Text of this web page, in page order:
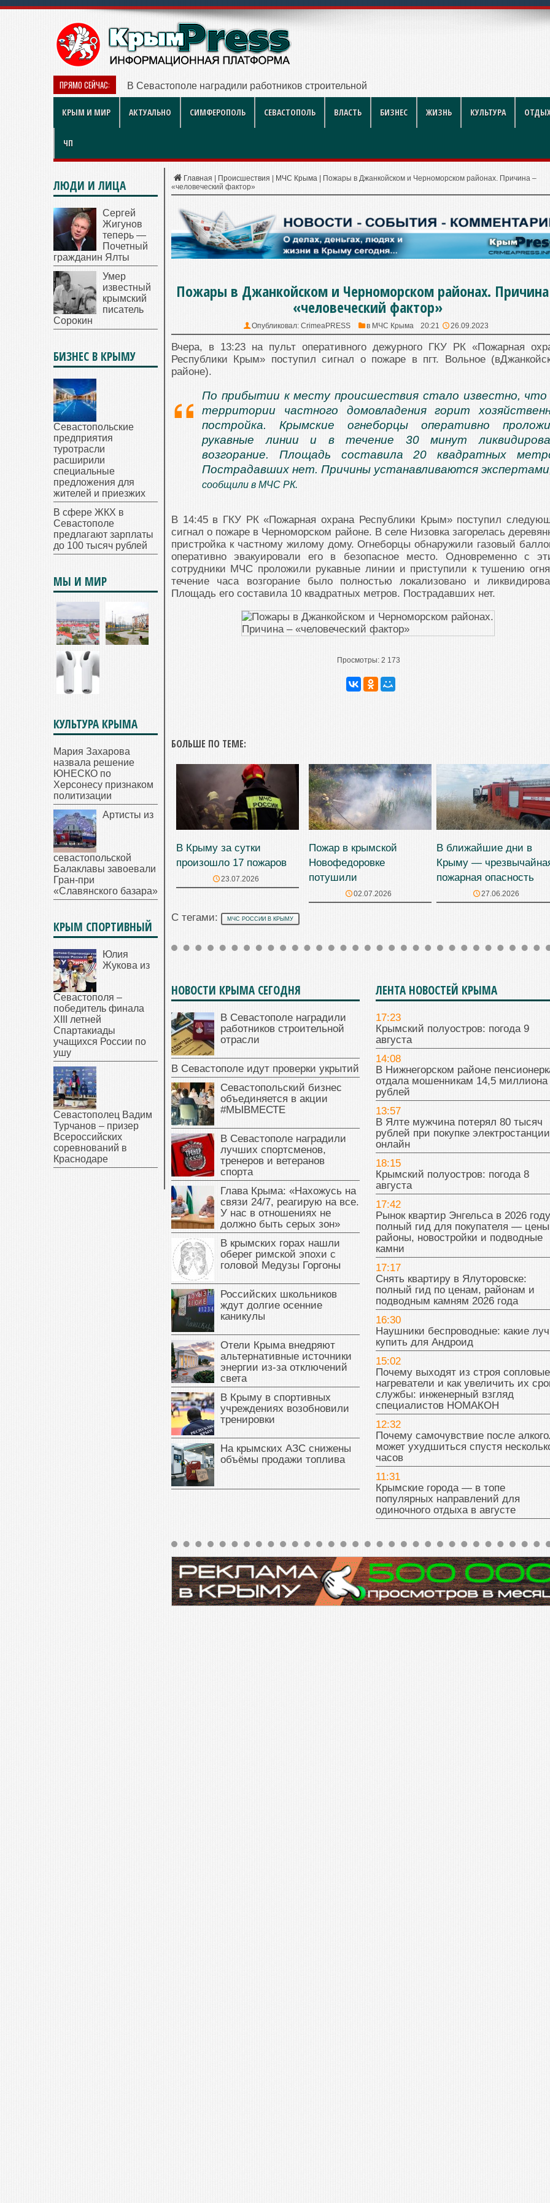
ПРЯМО СЕЙЧАС: В Севастополе наградили работников строительной отрасли
КРЫМ И МИР АКТУАЛЬНО СИМФЕРОПОЛЬ СЕВАСТОПОЛЬ ВЛАСТЬ БИЗНЕС ЖИЗНЬ КУЛЬТУРА
ЧП
Главная Происшествия МЧС Крыма
Пожары в Джанкойском и Черноморском районах. Причина –
«человеческий фактор»
Пожары в Джанкойском и Черноморском районах.
«человеческий фактор»
Опубликовал: CrimeaPRESS в МЧС Крыма 20:21 26.09.2023
Вчера, в 13:23 на пульт оперативного дежурного ГКУ РК «Пожарная
Республики Крым» поступил сигнал о пожаре в пгт. Вольное
районе).
По прибытии к месту происшествия стало известно, что
территории частного домовладения горит
постройка. Крымские огнеборцы оперативно
рукавные линии и в течение 30 минут
возгорание. Площадь составила 20 квадратных
Пострадавших нет. Причины устанавливаются экспертами
сообщили в МЧС РК.
В 14:45 в ГКУ РК «Пожарная охрана Республики Крым» поступил
сигнал о пожаре в Черноморском районе. В селе Низовка загорелась
пристройка к частному жилому дому. Огнеборцы обнаружили газовый
оперативно эвакуировали его в безопасное место. Одновременно с
сотрудники МЧС проложили рукавные линии и приступили к тушению
течение часа возгорание было полностью локализовано и
Площадь его составила 10 квадратных метров. Пострадавших нет.
Просмотры: 2 173
БОЛЬШЕ ПО ТЕМЕ:
В Крыму за сутки
произошло 17 пожаров
23.07.2026
Пожар в крымской
Новофедоровке
потушили
02.07.2026
В ближайшие дни в
Крыму —
пожарная опасность
27.06.2026
С тегами: МЧС РОССИИ В КРЫМУ
НОВОСТИ КРЫМА СЕГОДНЯ
В Севастополе наградили
работников строительной
отрасли
В Севастополе идут проверки укрытий
Севастопольский бизнес
объединяется в акции
#МЫВМЕСТЕ
В Севастополе наградили
лучших спортсменов,
тренеров и ветеранов
спорта
Глава Крыма: «Нахожусь на
связи 24/7, реагирую на все.
У нас в отношениях не
должно быть серых зон»
В крымских горах нашли
оберег римской эпохи с
головой Медузы Горгоны
Российских школьников
ждут долгие осенние
каникулы
Отели Крыма внедряют
альтернативные источники
энергии из-за отключений
света
В Крыму в спортивных
учреждениях возобновили
тренировки
На крымских АЗС снижены
объёмы продажи топлива
ЛЕНТА НОВОСТЕЙ КРЫМА
17:23
Крымский полуостров: погода 9
августа
14:08
В Нижнегорском районе
отдала мошенникам 14,5 миллиона
рублей
13:57
В Ялте мужчина потерял 80 тысяч
рублей при покупке электростанции
онлайн
18:15
Крымский полуостров: погода 8
августа
17:42
Рынок квартир Энгельса в 2026
полный гид для покупателя —
районы, новостройки и подводные
камни
17:17
Снять квартиру в Ялуторовске:
полный гид по ценам, районам и
подводным камням 2026 года
16:30
Наушники беспроводные: какие
купить для Андроид
15:02
Почему выходят из строя сопловые
нагреватели и как увеличить их
службы: инженерный взгляд
специалистов НОМАКОН
12:32
Почему самочувствие после
может ухудшиться спустя
часов
11:31
Крымские города — в топе
популярных направлений для
одиночного отдыха в августе
ЛЮДИ И ЛИЦА
Сергей
Жигунов
теперь —
Почетный
гражданин Ялты
Умер
известный
крымский
писатель
Сорокин
БИЗНЕС В КРЫМУ
Севастопольские
предприятия
туротрасли
расширили
специальные
предложения для
жителей и приезжих
В сфере ЖКХ в
Севастополе
предлагают зарплаты
до 100 тысяч рублей
МЫ И МИР
КУЛЬТУРА КРЫМА
Мария Захарова
назвала решение
ЮНЕСКО по
Херсонесу признаком
политизации
Артисты из
севастопольской
Балаклавы завоевали
Гран-при
«Славянского базара»
КРЫМ СПОРТИВНЫЙ
Юлия
Жукова из
Севастополя –
победитель финала
XIII летней
Спартакиады
учащихся России по
ушу
Севастополец Вадим
Турчанов – призер
Всероссийских
соревнований в
Краснодаре